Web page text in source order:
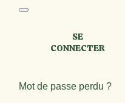
SE
CONNECTER
Mot de passe perdu ?